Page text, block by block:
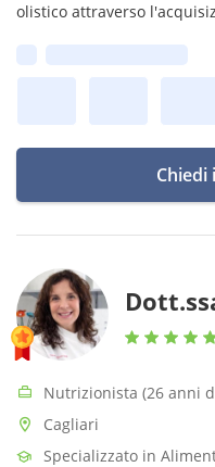
olistico attraverso
Nutrizionista (26 anni
Cagliari
Specializzato in